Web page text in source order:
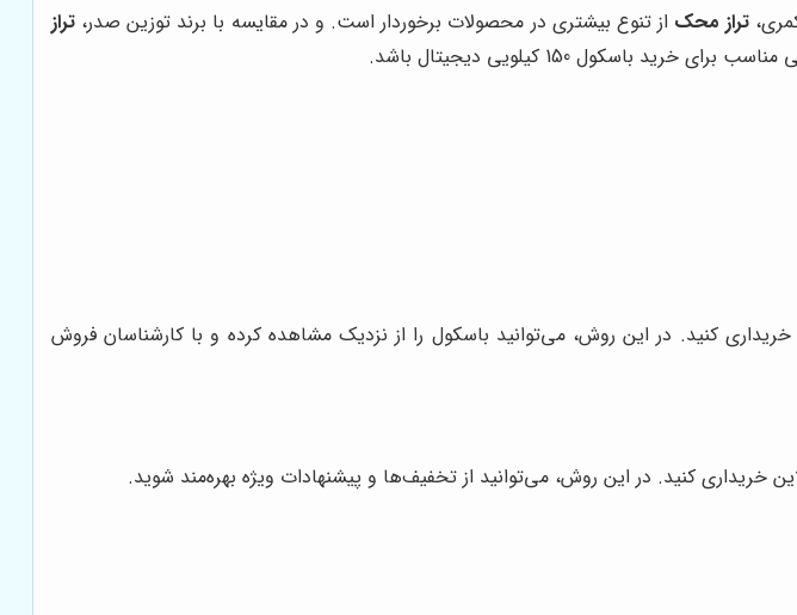
تراز محک از تنوع بیشتری در محصولات برخوردار است. و در مقایسه با برند توزین صدر،تراز
خرید باسکول 150 کیلویی دیجیتال باشد.
کنید. در این روش، می‌توانید باسکول را از نزدیک مشاهده کرده و با کارشناسان فروش
خریداری کنید. در این روش، می‌توانید از تخفیف‌ها و پیشنهادات ویژه بهره‌مند شوید.